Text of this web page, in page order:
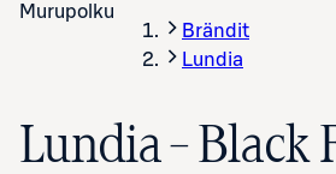
Murupolku
Brändit
Lundia
Lundia – Black